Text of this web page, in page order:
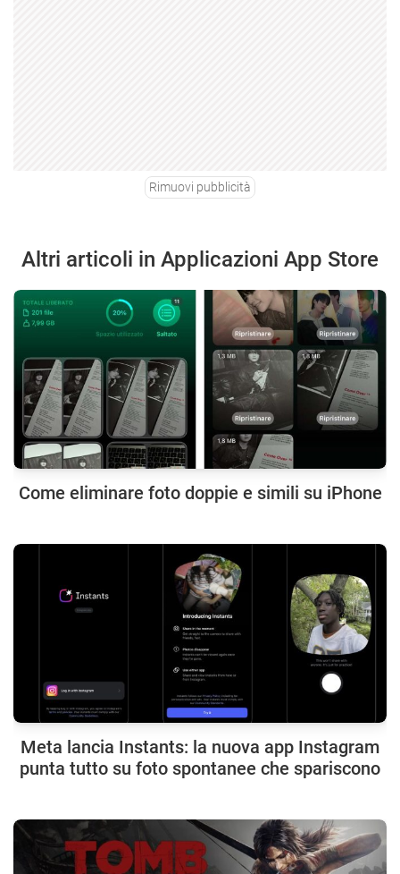
Rimuovi pubblicità
Altri articoli in Applicazioni App Store
Come eliminare foto doppie e simili su iPhone
Meta lancia Instants: la nuova app Instagram
punta tutto su foto spontanee che spariscono